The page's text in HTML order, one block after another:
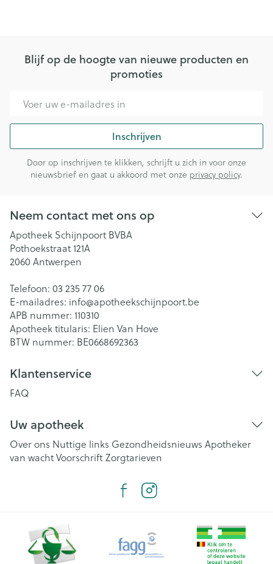
Blijf op de hoogte van nieuwe producten en
promoties
Inschrijven
Door op inschrijven te klikken, schrijft u zich in voor onze
nieuwsbrief en gaat u akkoord met onze privacy policy.
Neem contact met ons op
Apotheek Schijnpoort BVBA
Pothoekstraat 121A
2060 Antwerpen
Telefoon: 03 235 77 06
E-mailadres: info@apotheekschijnpoort.be
APB nummer: 110310
Apotheek titularis: Elien Van Hove
BTW nummer: BE0668692363
Klantenservice
FAQ
Uw apotheek
Over ons Nuttige links Gezondheidsnieuws Apotheker
van wachtVoorschriftZorgtarieven